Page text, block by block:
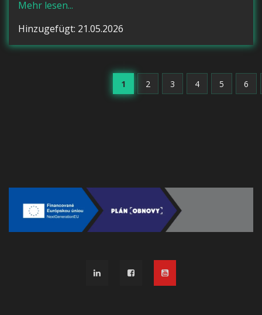
Mehr lesen...
Hinzugefügt: 21.05.2026
1 2 3 4 5 6